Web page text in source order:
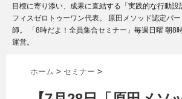
目標に寄り添い、成果に直結する「実践的な行動設
フィスゼロトゥーワン代表。 原田メソッド認定パ
師。 「8時だよ！全員集合セミナー」毎週日曜 朝8
運営。
ホーム > セミナー >